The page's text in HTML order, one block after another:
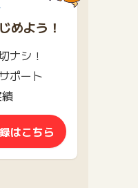
めよう！
ナシ！
ポート
はこちら